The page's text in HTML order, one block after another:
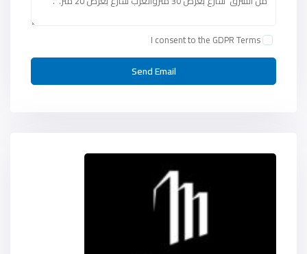
I consent to the GDPR Terms